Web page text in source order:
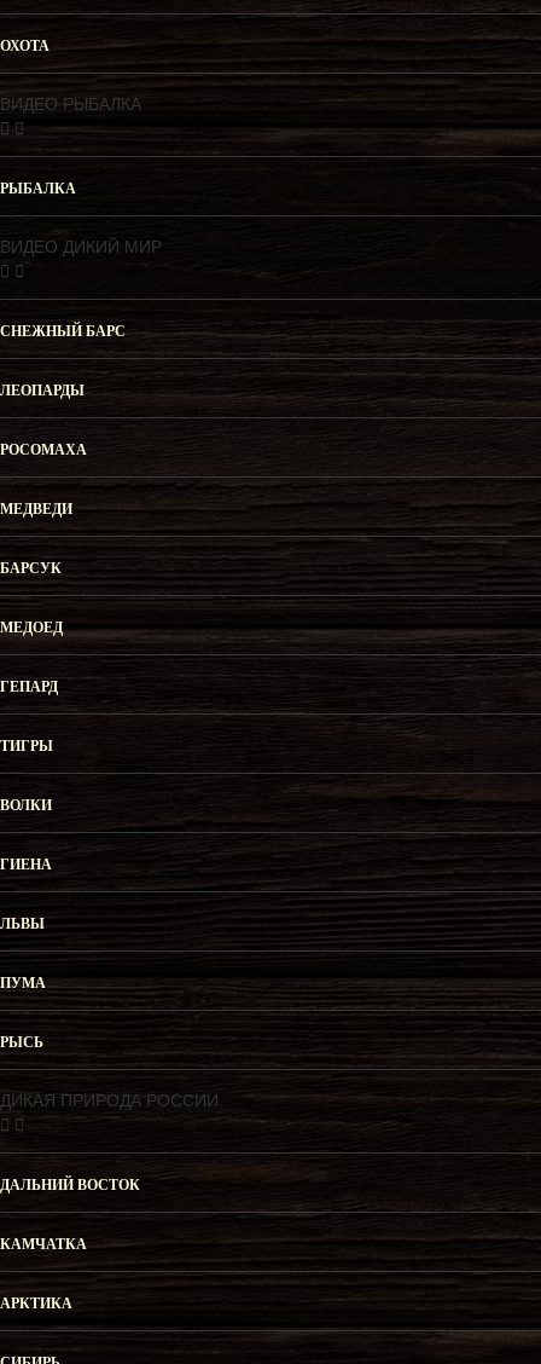
ОХОТА
ВИДЕО РЫБАЛКА
РЫБАЛКА
ВИДЕО ДИКИЙ МИР
СНЕЖНЫЙ БАРС
ЛЕОПАРДЫ
РОСОМАХА
МЕДВЕДИ
БАРСУК
МЕДОЕД
ГЕПАРД
ТИГРЫ
ВОЛКИ
ГИЕНА
ЛЬВЫ
ПУМА
РЫСЬ
ДИКАЯ ПРИРОДА РОССИИ
ДАЛЬНИЙ ВОСТОК
КАМЧАТКА
АРКТИКА